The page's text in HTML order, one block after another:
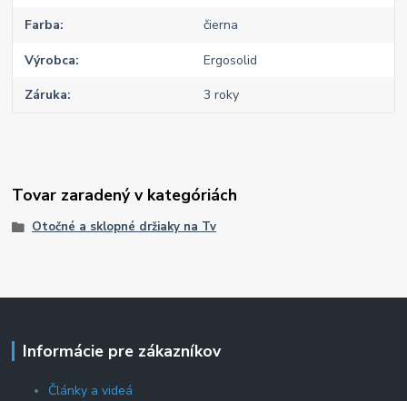
Farba čierna
Výrobca Ergosolid
Záruka 3 roky
Tovar zaradený v kategóriách
Otočné a sklopné držiaky na Tv
Informácie pre zákazníkov
Články a videá